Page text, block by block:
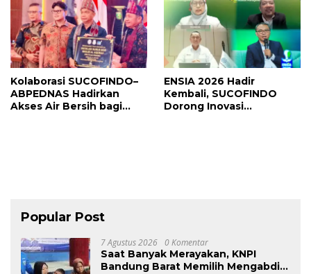
Kolaborasi SUCOFINDO–
ABPEDNAS Hadirkan
Akses Air Bersih bagi
ENSIA 2026 Hadir
Kembali, SUCOFINDO
Dorong Inovasi
Popular Post
7 Agustus 2026 0 Komentar
Saat Banyak Merayakan, KNPI
Bandung Barat Memilih Mengabdi: